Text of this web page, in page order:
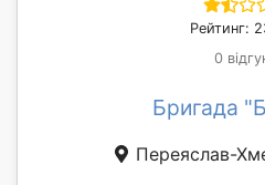
Рейтинг:
0
Бригада
Переяслав-